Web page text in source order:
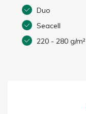
Duo
Seacell
220 - 280 g/m²